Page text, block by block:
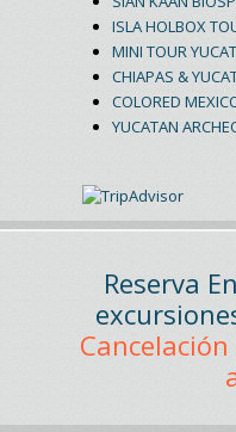
ISLA HOLBOX
MINI TOUR
CHIAPAS &
COLORED
YUCATAN
Reserva